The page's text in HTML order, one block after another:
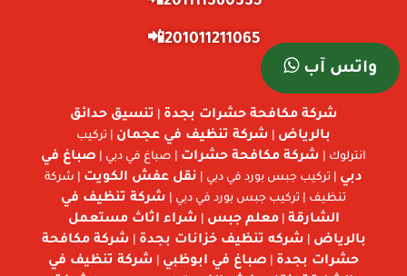
201011211065📲
واتس آب
شركة مكافحة حشرات بجدة
تنسيق حدائق
بالرياض
شركة تنظيف في عجمان | تركيب
انترلوك |
شركة مكافحة حشرات | صباغ في دبي | صباغ في
دبي | تركيب جبس بورد في دبي | نقل عفش الكويت | شركة
تنظيف | تركيب جبس بورد في دبي |
شركة تنظيف في
الشارقة |معلم جبس
شراء اثاث مستعمل
بالرياض
شركه تنظيف خزانات بجدة
شركة مكافحة
حشرات بجدة
صباغ في ابوظبي
شركة تنظيف في